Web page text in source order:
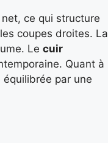
ce qui structure
coupes droites. La
Le cuir
Quant à
par une